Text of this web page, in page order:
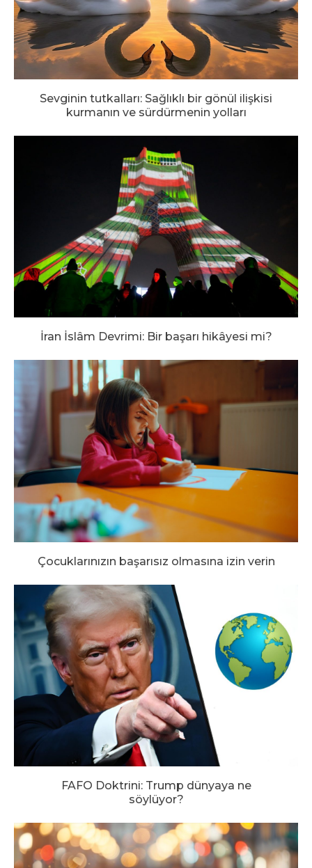
Sevginin tutkalları: Sağlıklı bir gönül ilişkisi
kurmanın ve sürdürmenin yolları
İran İslâm Devrimi: Bir başarı hikâyesi mi?
Çocuklarınızın başarısız olmasına izin verin
FAFO Doktrini: Trump dünyaya ne
söylüyor?